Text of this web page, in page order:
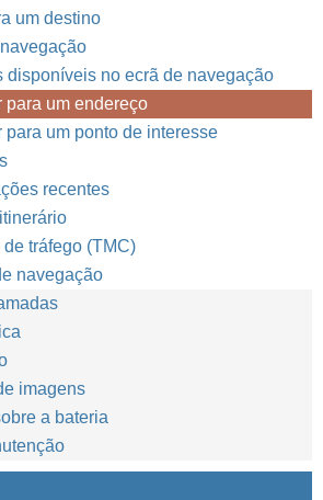
um destino
disponíveis no ecrã de navegação
para um endereço
para um ponto de interesse
recentes
de tráfego (TMC)
navegação
imagens
a bateria